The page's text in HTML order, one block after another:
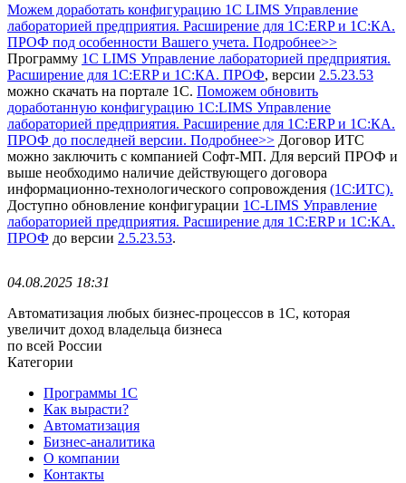
Можем доработать конфигурацию 1С LIMS Управление
лабораторией предприятия. Расширение для 1С:ERP и 1С:КА.
ПРОФ под особенности Вашего учета. Подробнее>>
Программу 1С LIMS Управление лабораторией предприятия.
Расширение для 1С:ERP и 1С:КА. ПРОФ, версии 2.5.23.53
можно скачать на портале 1С. Поможем обновить
доработанную конфигурацию 1С:LIMS Управление
лабораторией предприятия. Расширение для 1С:ERP и 1С:КА.
ПРОФ до последней версии. Подробнее>> Договор ИТС
можно заключить с компанией Софт-МП. Для версий ПРОФ и
выше необходимо наличие действующего договора
информационно-технологического сопровождения (1С:ИТС).
Доступно обновление конфигурации 1С-LIMS Управление
лабораторией предприятия. Расширение для 1С:ERP и 1С:КА.
ПРОФ до версии 2.5.23.53.
04.08.2025 18:31
Автоматизация любых бизнес-процессов в 1С, которая
увеличит доход владельца бизнеса
по всей России
Категории
Программы 1С
Как вырасти?
Автоматизация
Бизнес-аналитика
О компании
Контакты